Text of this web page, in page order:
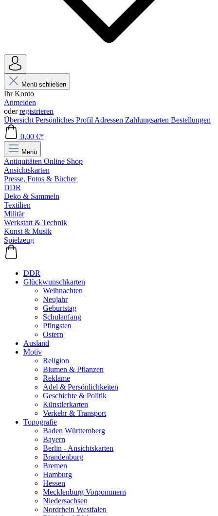
Menü schließen
Ihr Konto
Anmelden
oderregistrieren
Übersicht Persönliches Profil Adressen Zahlungsarten Bestellungen
0,00 €*
Menü
Antiquitäten Online Shop
Ansichtskarten
Presse, Fotos & Bücher
DDR
Deko & Sammeln
Textilien
Militär
Werkstatt & Technik
Kunst & Musik
Spielzeug
DDR
Glückwunschkarten
Weihnachten
Neujahr
Geburtstag
Schulanfang
Pfingsten
Ostern
Ausland
Motiv
Religion
Blumen & Pflanzen
Reklame
Adel & Persönlichkeiten
Geschichte & Politik
Künstlerkarten
Verkehr & Transport
Topografie
Baden Württemberg
Bayern
Berlin - Ansichtskarten
Brandenburg
Bremen
Hamburg
Hessen
Mecklenburg Vorpommern
Niedersachsen
Nordrhein Westfalen